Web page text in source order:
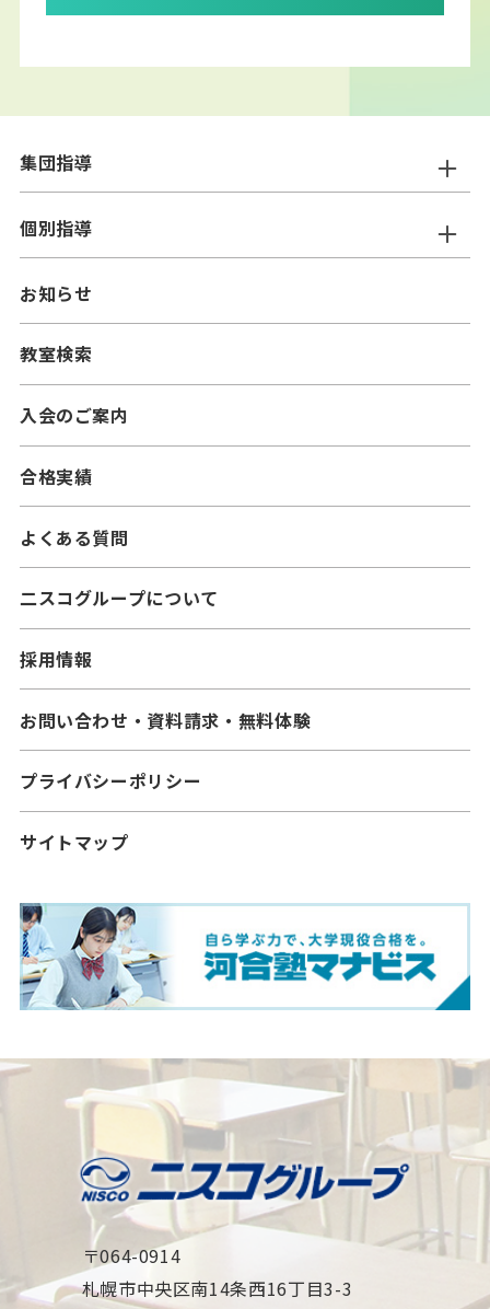
お知らせ
教室検索
入会のご案内
合格実績
よくある質問
二スコグループについて
採用情報
お問い合わせ・資料請求・無料体験
プライバシーポリシー
サイトマップ
集団指導
ニスコ進学スクール
━小学生コース
━中学生コース
━中学生コース
個別指導
ニスコパーソナル
━小学生コース
━中学生コース
━高校生コース
〒064-0914
札幌市中央区南14条西16丁目3-3